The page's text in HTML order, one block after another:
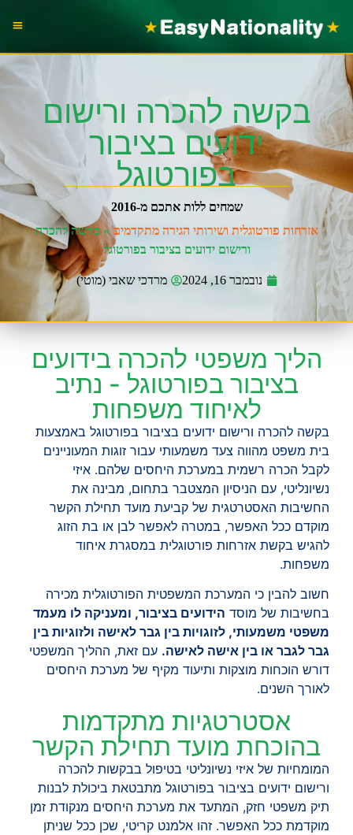
בקשה להכרה ורישום
ידועים בציבור
בפורטוגל
שמחים ללות אתכם מ-2016
אזרחות פורטוגלית ושירותי הגירה מתקדמים»בקשה להכרה
ורישום ידועים בציבור בפורטוגל
נובמבר 16, 2024 מרדכי שאבי (מוטי)
הליך משפטי להכרה בידועים
בציבור בפורטוגל - נתיב
לאיחוד משפחות
בקשה להכרה ורישום ידועים בציבור בפורטוגל באמצעות
בית משפט מהווה צעד משמעותי עבור זוגות המעוניינים
לקבל הכרה רשמית במערכת היחסים שלהם. איזי
נשיונליטי, עם הניסיון המצטבר בתחום, מבינה את
החשיבות האסטרטגית של קביעת מועד תחילת הקשר
מוקדם ככל האפשר, במטרה לאפשר לבן או בת הזוג
להגיש בקשת אזרחות פורטוגלית במסגרת איחוד
משפחות.
חשוב להבין כי המערכת המשפטית הפורטוגלית מכירה
בחשיבות של מוסד הידועים בציבור, ומעניקה לו מעמד
משפטי משמעותי, לזוגויות בין גבר לאישה ולזוגיות בין
גבר לגבר או בין אישה לאישה. עם זאת, ההליך המשפטי
דורש הוכחות מוצקות ותיעוד מקיף של מערכת היחסים
לאורך השנים.
אסטרטגיות מתקדמות
בהוכחת מועד תחילת הקשר
המומחיות של איזי נשיונליטי בטיפול בבקשות להכרה
ורישום ידועים בציבור בפורטוגל מתבטאת ביכולת לבנות
תיק משפטי חזק, המתעד את מערכת היחסים מנקודת זמן
מוקדמת ככל האפשר. זהו אלמנט קריטי, שכן ככל שניתן